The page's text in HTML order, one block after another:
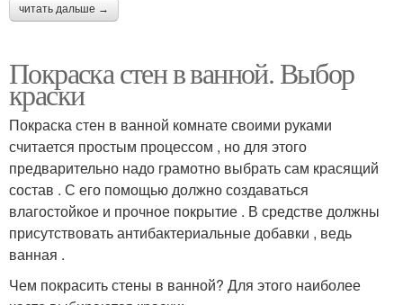
читать дальше →
Покраска стен в ванной. Выбор
краски
Покраска стен в ванной комнате своими руками
считается простым процессом , но для этого
предварительно надо грамотно выбрать сам красящий
состав . С его помощью должно создаваться
влагостойкое и прочное покрытие . В средстве должны
присутствовать антибактериальные добавки , ведь
ванная .
Чем покрасить стены в ванной? Для этого наиболее